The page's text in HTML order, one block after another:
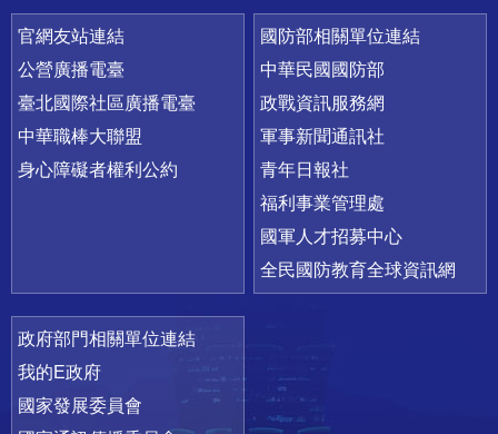
官網友站連結
公營廣播電臺
臺北國際社區廣播電臺
中華職棒大聯盟
身心障礙者權利公約
國防部相關單位連結
中華民國國防部
政戰資訊服務網
軍事新聞通訊社
青年日報社
福利事業管理處
國軍人才招募中心
全民國防教育全球資訊網
政府部門相關單位連結
我的E政府
國家發展委員會